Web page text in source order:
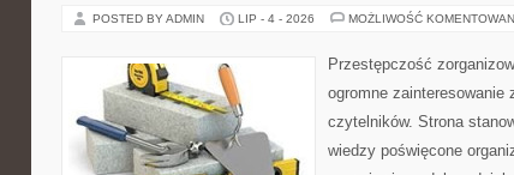
POSTED BY ADMIN LIP - 4 - 2026 MOŻLIWOŚĆ
Przestępczość
ogromne zainteresowanie
czytelników. Strona
wiedzy poświęcone